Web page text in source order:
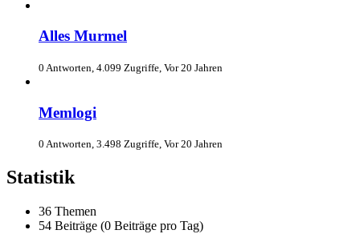
Alles Murmel
0 Antworten, 4.099 Zugriffe, Vor 20 Jahren
Memlogi
0 Antworten, 3.498 Zugriffe, Vor 20 Jahren
Statistik
36 Themen
54 Beiträge (0 Beiträge pro Tag)